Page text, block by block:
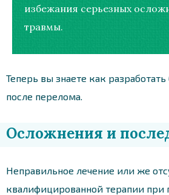
избежания серьезных
травмы.
Теперь вы знаете как
после перелома.
Осложнения и
Неправильное лечение или же
квалифицированной терапии при